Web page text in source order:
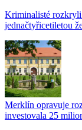
Kriminalisté
jednačtyřicetiletou
Merklín opravuje
investovala 25